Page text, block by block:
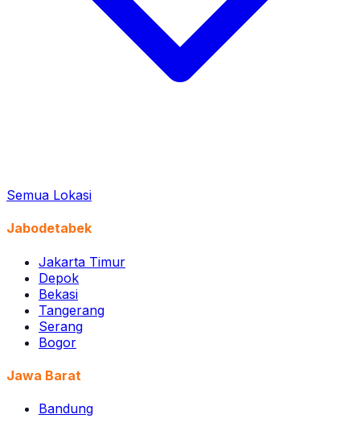
Semua Lokasi
Jabodetabek
Jakarta Timur
Depok
Bekasi
Tangerang
Serang
Bogor
Jawa Barat
Bandung